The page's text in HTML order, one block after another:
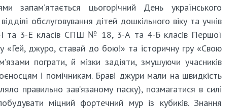
запам’ятається цьогорічний День українського
обслуговування дітей дошкільного віку та учнів
та 3-Е класів СПШ № 18, 3-А та 4-Б класів Першої
«Гей, джуро, ставай до бою!» та історичну гру «Свою
пограти, й мізки задіяти, змушуючи учасників
і помічникам. Браві джури мали на швидкість
правильно зав’язаному паску), позмагатися в силі
міцний фортечний мур із кубиків. Знання